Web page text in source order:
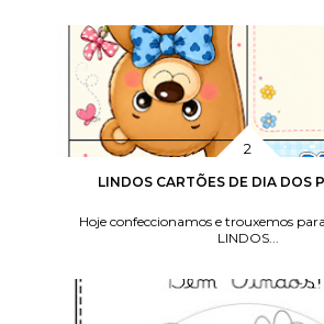
LINDOS CARTÕES DE DIA DOS
Hoje confeccionamos e trouxemos
LINDOS...